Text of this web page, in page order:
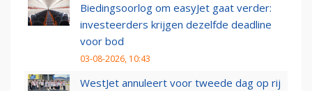
Biedingsoorlog om easyJet gaat verder:
investeerders krijgen dezelfde deadline
voor bod
03-08-2026, 10:43
WestJet annuleert voor tweede dag op rij